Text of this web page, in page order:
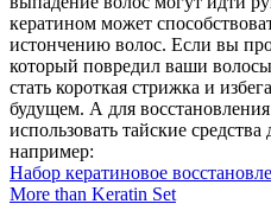
кератином может
истончению волос. Если вы
который повредил ваши
стать короткая стрижка и
будущем. А для
использовать тайские
например:
Набор кератиновое
More than Keratin Set